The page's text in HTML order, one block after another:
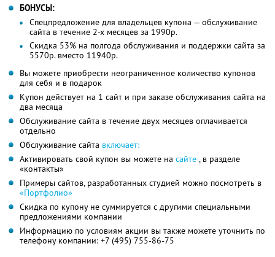
БОНУСЫ:
Спецпредложение для владельцев купона — обслуживание
сайта в течение 2-х месяцев за 1990р.
Скидка 53% на полгода обслуживания и поддержки сайта за
5570р. вместо 11940р.
Вы можете приобрести неограниченное количество купонов
для себя и в подарок
Купон действует на 1 сайт и при заказе обслуживания сайта на
два месяца
Обслуживание сайта в течение двух месяцев оплачивается
отдельно
Обслуживание сайта включает:
Активировать свой купон вы можете на сайте , в разделе
«контакты»
Примеры сайтов, разработанных студией можно посмотреть в
«Портфолио»
Скидка по купону не суммируется с другими специальными
предложениями компании
Информацию по условиям акции вы также можете уточнить по
телефону компании: +7 (495) 755-86-75